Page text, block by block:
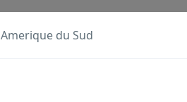
Amerique du Sud